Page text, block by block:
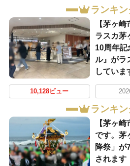
ランキ
【茅ヶ
ラスカ茅
10周年記
ル』がラ
していま
10,128ビュー
ランキ
【茅ヶ
です。茅
降祭」が
されます